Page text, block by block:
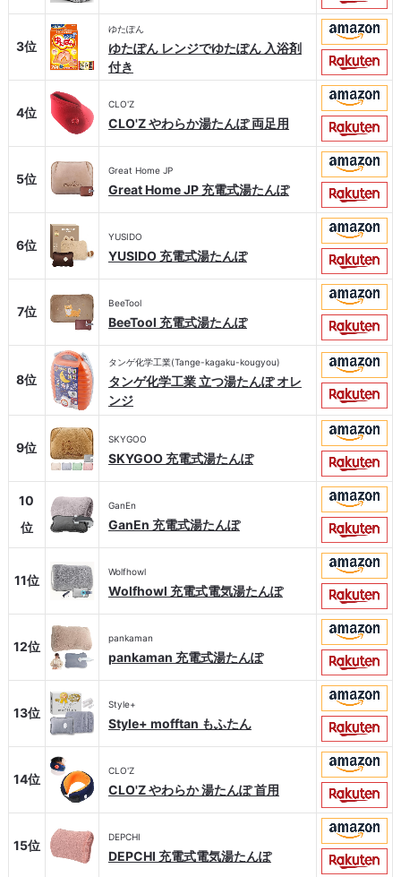
3位
ゆたぽん
ゆたぽん レンジでゆたぽん 入浴剤
付き
4位
CLO'Z
CLO'Z やわらか湯たんぽ 両足用
5位
Great Home JP
Great Home JP 充電式湯たんぽ
6位
YUSIDO
YUSIDO 充電式湯たんぽ
7位
BeeTool
BeeTool 充電式湯たんぽ
8位
タンゲ化学工業(Tange-kagaku-kougyou)
タンゲ化学工業 立つ湯たんぽ オレ
ンジ
9位
SKYGOO
SKYGOO 充電式湯たんぽ
10
位
GanEn
GanEn 充電式湯たんぽ
11位
Wolfhowl
Wolfhowl 充電式電気湯たんぽ
12位
pankaman
pankaman 充電式湯たんぽ
13位
Style+
Style+ mofftan もふたん
14位
CLO'Z
CLO'Z やわらか 湯たんぽ 首用
15位
DEPCHI
DEPCHI 充電式電気湯たんぽ